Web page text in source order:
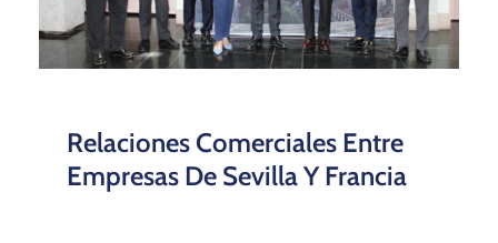
Relaciones Comerciales Entre
Empresas De Sevilla Y Francia